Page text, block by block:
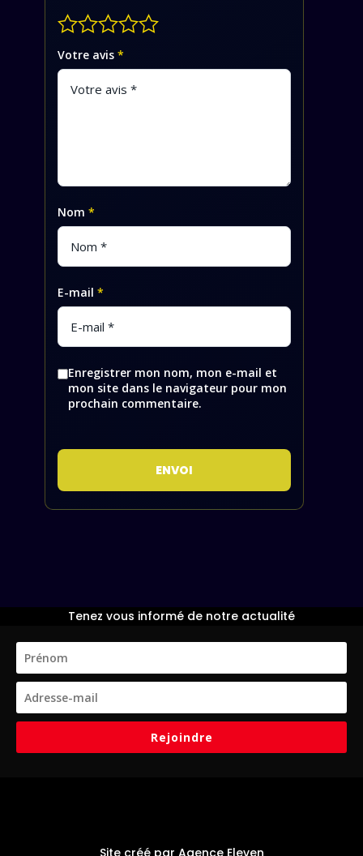
Votre avis *
Nom *
E-mail *
Enregistrer mon nom, mon e-mail et
mon site dans le navigateur pour mon
prochain commentaire.
ENVOI
Tenez vous informé de notre actualité
Rejoindre
Site créé par Agence Eleven